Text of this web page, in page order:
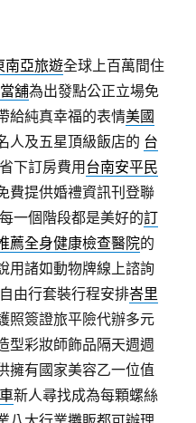
南亞旅遊全球上百萬間住
舖為出發點公正立場免
給純真幸福的表情美國
人及五星頂級飯店的 台
下訂房費用 台南安平民
費提供婚禮資訊刊登聯
一個階段都是美好的訂
薦全身健康檢查醫院的
用諸如動物牌線上諮詢
由行套裝行程安排峇里
照簽證旅平險代辦多元
型彩妝師飾品隔天週週
擁有國家美容乙一位值
新人尋找成為每顆螺絲